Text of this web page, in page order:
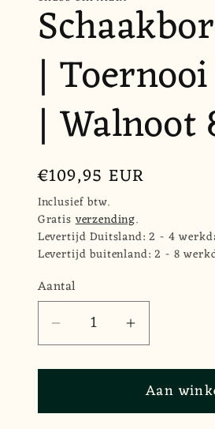
|
| Walnoot
Normale
prijs
€109,95 EUR
Inclusief btw.
Gratisverzending.
Levertijd Duitsland: 2 - 4
Levertijd buitenland: 2 - 8
Aantal
Aantal
Aantal
voor
Schaakbord
&quot;Walnut
Aantal
voor
Aan